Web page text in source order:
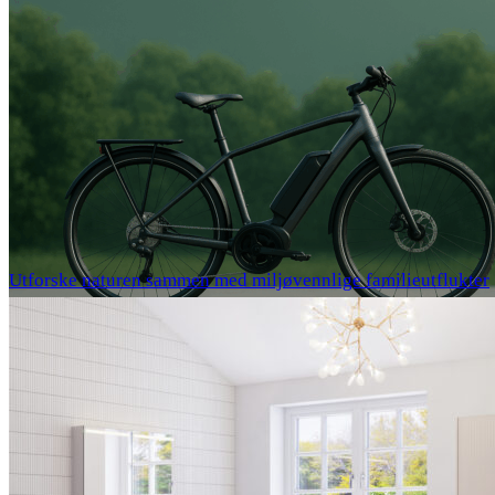
Utforske naturen sammen med miljøvennlige familieutflukter